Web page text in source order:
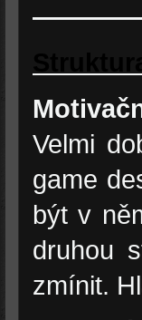
Velmi
game
být v
druhou
zmínit.